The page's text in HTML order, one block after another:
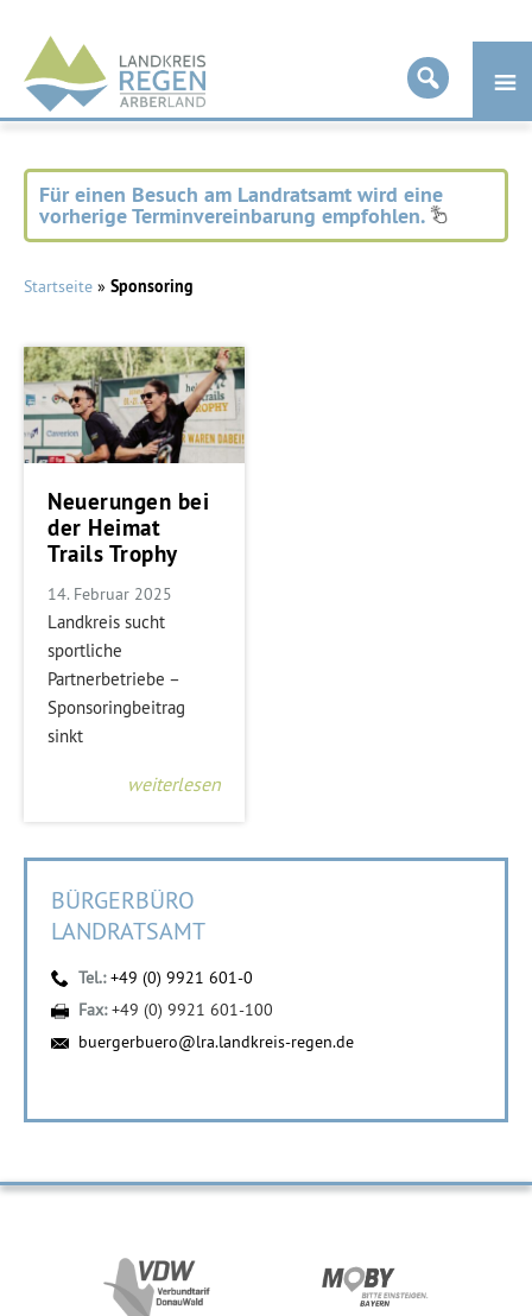
Landkreis
Regen
Für einen Besuch am Landratsamt wird eine
vorherige Terminvereinbarung empfohlen.
Startseite » Sponsoring
Neuerungen bei
der Heimat
Trails Trophy
14. Februar 2025
Landkreis sucht
sportliche
Partnerbetriebe –
Sponsoringbeitrag
sinkt
weiterlesen
BÜRGERBÜRO
LANDRATSAMT
Tel.:+49 (0) 9921 601-0
Fax:+49 (0) 9921 601-100
buergerbuero@lra.landkreis-regen.de